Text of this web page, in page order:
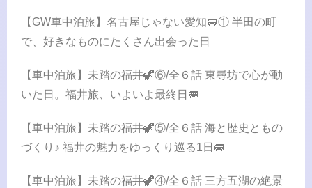
【GW車中泊旅】名古屋じゃない愛知🚐① 半田の町
で、好きなものにたくさん出会った日
【車中泊旅】未踏の福井🦖⑥/全６話 東尋坊で心が動
いた日。福井旅、いよいよ最終日🚐
【車中泊旅】未踏の福井🦖⑤/全６話 海と歴史ともの
づくり♪ 福井の魅力をゆっくり巡る1日🚐
【車中泊旅】未踏の福井🦖④/全６話 三方五湖の絶景